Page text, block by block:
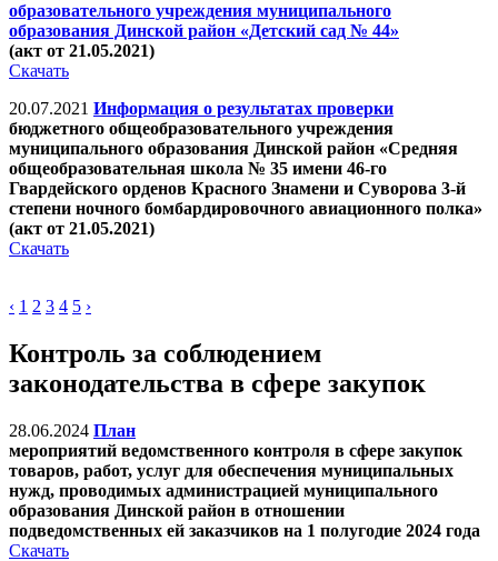
образовательного учреждения муниципального
образования Динской район «Детский сад № 44»
(акт от 21.05.2021)
Скачать
20.07.2021 Информация о результатах проверки
бюджетного общеобразовательного учреждения
муниципального образования Динской район «Средняя
общеобразовательная школа № 35 имени 46-го
Гвардейского орденов Красного Знамени и Суворова 3-й
степени ночного бомбардировочного авиационного полка»
(акт от 21.05.2021)
Скачать
‹ 1 2 3 4 5 ›
Контроль за соблюдением
законодательства в сфере закупок
28.06.2024 План
мероприятий ведомственного контроля в сфере закупок
товаров, работ, услуг для обеспечения муниципальных
нужд, проводимых администрацией муниципального
образования Динской район в отношении
подведомственных ей заказчиков на 1 полугодие 2024 года
Скачать